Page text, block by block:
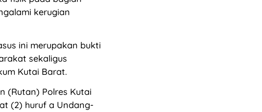
kerugian
ini merupakan bukti
sekaligus
Kutai Barat.
(Rutan) Polres Kutai
(2) huruf a Undang-